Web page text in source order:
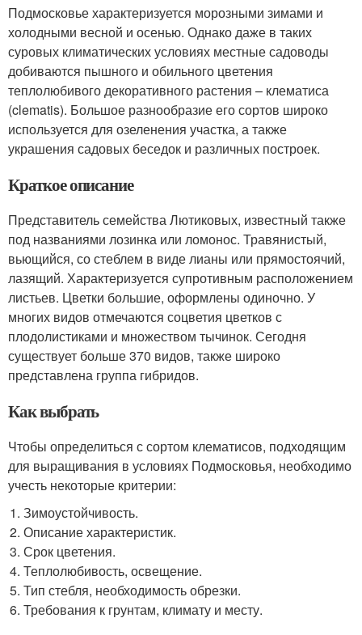
Подмосковье характеризуется морозными зимами и
холодными весной и осенью. Однако даже в таких
суровых климатических условиях местные садоводы
добиваются пышного и обильного цветения
теплолюбивого декоративного растения – клематиса
(clematis). Большое разнообразие его сортов широко
используется для озеленения участка, а также
украшения садовых беседок и различных построек.
Краткое описание
Представитель семейства Лютиковых, известный также
под названиями лозинка или ломонос. Травянистый,
вьющийся, со стеблем в виде лианы или прямостоячий,
лазящий. Характеризуется супротивным расположением
листьев. Цветки большие, оформлены одиночно. У
многих видов отмечаются соцветия цветков с
плодолистиками и множеством тычинок. Сегодня
существует больше 370 видов, также широко
представлена группа гибридов.
Как выбрать
Чтобы определиться с сортом клематисов, подходящим
для выращивания в условиях Подмосковья, необходимо
учесть некоторые критерии:
Зимоустойчивость.
Описание характеристик.
Срок цветения.
Теплолюбивость, освещение.
Тип стебля, необходимость обрезки.
Требования к грунтам, климату и месту.